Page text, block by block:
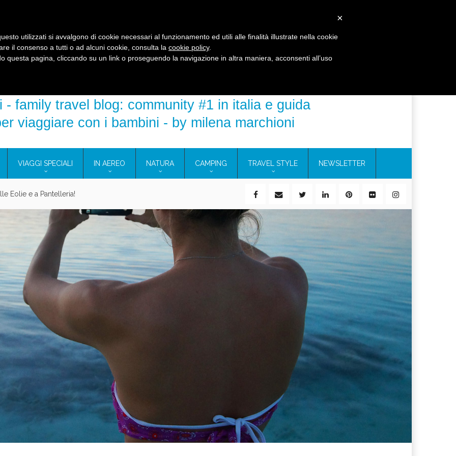
- family travel blog: community #1 in italia e guida
viaggiare con i bambini - by milena marchioni
VIAGGI SPECIALI IN AEREO NATURA CAMPING TRAVEL STYLE NEWSLETTER
Eolie e a Pantelleria!
in campeggio con i bambini: come trovare l’offerta migliore?
Assicurazione viaggio estate 2026: lo sconto Columbus supera il 21%
CONSIGLI PRATICI Cosmetici solidi in viaggio: i prodotti che hanno conquistato la mia valigia (e la pelle sensibile)
×
utilizzati si avvalgono di cookie necessari al funzionamento ed utili alle finalità illustrate nella cookie
il consenso a tutti o ad alcuni cookie, consulta la cookie policy.
questa pagina, cliccando su un link o proseguendo la navigazione in altra maniera, acconsenti all’uso